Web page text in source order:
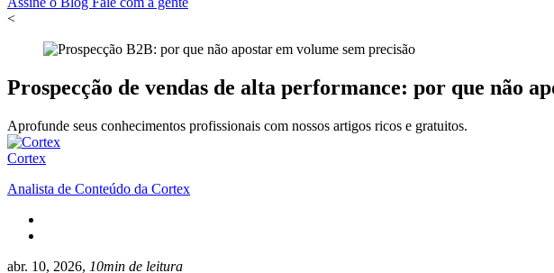
<
Prospecção de vendas de alta performance: por que não
Aprofunde seus conhecimentos profissionais com nossos artigos ricos e gratuitos.
Cortex
Analista de Conteúdo da Cortex
abr. 10, 2026, 10min de leitura